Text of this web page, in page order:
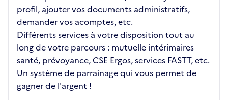
profil, ajouter vos documents administratifs,
demander vos acomptes, etc.
Différents services à votre disposition tout au
long de votre parcours : mutuelle intérimaires
santé, prévoyance, CSE Ergos, services FASTT, etc.
Un système de parrainage qui vous permet de
gagner de l'argent !